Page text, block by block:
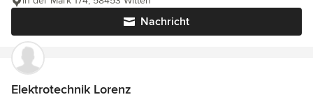
Nachricht
Elektrotechnik Lorenz